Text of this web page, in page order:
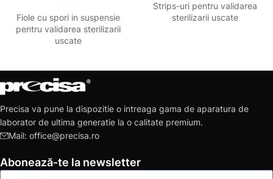
Fiole cu spori in suspensie
pentru validarea sterilizarii
uscate
Strips-uri pentru validarea
sterilizarii uscate
Precisa va pune la dispozitie o intreaga gama de aparatura de
laborator de ultima generatie la o calitate premium.
Mail: office@precisa.ro
Abonează-te la newsletter